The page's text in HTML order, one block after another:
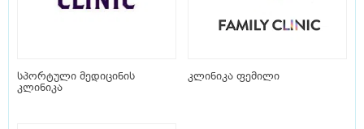
სპორტული მედიცინის
კლინიკა
კლინიკა ფემილი